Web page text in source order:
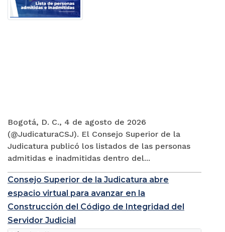
Bogotá, D. C., 4 de agosto de 2026
(@JudicaturaCSJ). El Consejo Superior de la
Judicatura publicó los listados de las personas
admitidas e inadmitidas dentro del...
Consejo Superior de la Judicatura abre
espacio virtual para avanzar en la
Construcción del Código de Integridad del
Servidor Judicial